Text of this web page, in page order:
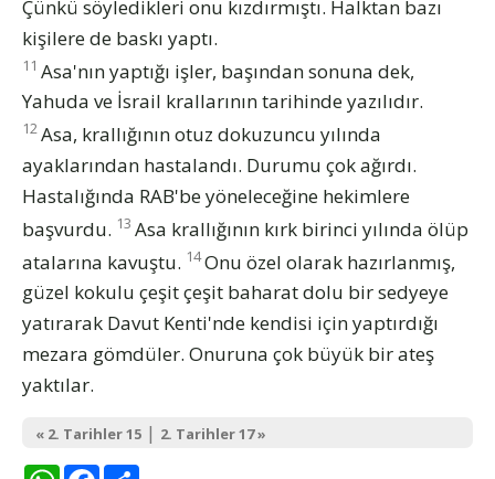
Çünkü söyledikleri onu kızdırmıştı. Halktan bazı
kişilere de baskı yaptı.
11 Asa'nın yaptığı işler, başından sonuna dek,
Yahuda ve İsrail krallarının tarihinde yazılıdır.
12Asa, krallığının otuz dokuzuncu yılında
ayaklarından hastalandı. Durumu çok ağırdı.
Hastalığında RAB'be yöneleceğine hekimlere
başvurdu. 13 Asa krallığının kırk birinci yılında ölüp
atalarına kavuştu. 14Onu özel olarak hazırlanmış,
güzel kokulu çeşit çeşit baharat dolu bir sedyeye
yatırarak Davut Kenti'nde kendisi için yaptırdığı
mezara gömdüler. Onuruna çok büyük bir ateş
yaktılar.
« 2. Tarihler 15 | 2. Tarihler 17 »
WhatsAppFacebook